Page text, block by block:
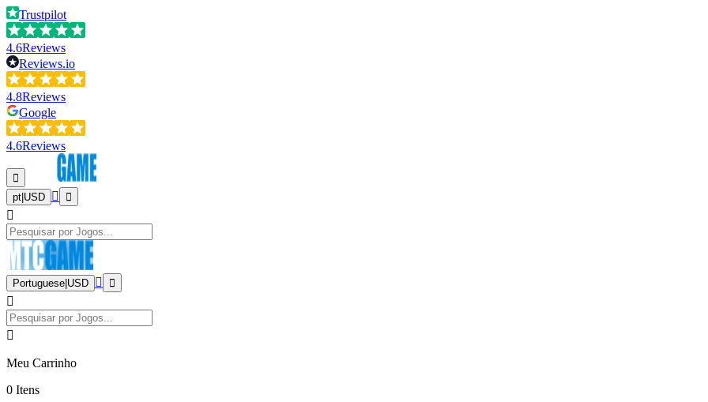
Trustpilot
4.6Reviews
Reviews.io
4.8Reviews
Google
4.6Reviews
pt USD
Portuguese USD
Meu Carrinho
0 Itens